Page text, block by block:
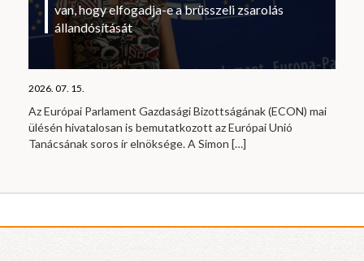
van, hogy elfogadja-e a brüsszeli zsarolás
állandósítását
2026. 07. 15.
Az Európai Parlament Gazdasági Bizottságának (ECON) mai
ülésén hivatalosan is bemutatkozott az Európai Unió
Tanácsának soros ír elnöksége. A Simon […]